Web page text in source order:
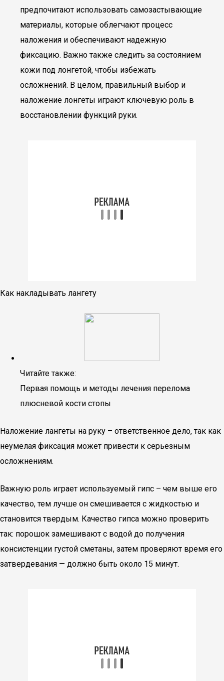
предпочитают использовать самозастывающие
материалы, которые облегчают процесс
наложения и обеспечивают надежную
фиксацию. Важно также следить за состоянием
кожи под лонгетой, чтобы избежать
осложнений. В целом, правильный выбор и
наложение лонгеты играют ключевую роль в
восстановлении функций руки.
Как накладывать лангету
Читайте также:
Первая помощь и методы лечения перелома
плюсневой кости стопы
Наложение лангеты на руку – ответственное дело, так как
неумелая фиксация может привести к серьезным
осложнениям.
Важную роль играет используемый гипс – чем выше его
качество, тем лучше он смешивается с жидкостью и
становится твердым. Качество гипса можно проверить
так: порошок замешивают с водой до получения
консистенции густой сметаны, затем проверяют время его
затвердевания — должно быть около 15 минут.